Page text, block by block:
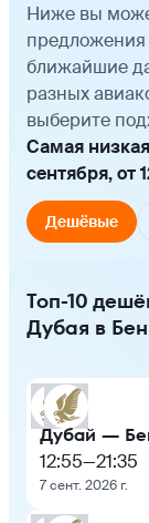
Ниже вы
предложения
ближайшие
разных
выберите
Самая
сентября, от
Дешёвые
Топ-10
Дубая в
Дубай —
12:55—21:35
7 сент. 2026 г.